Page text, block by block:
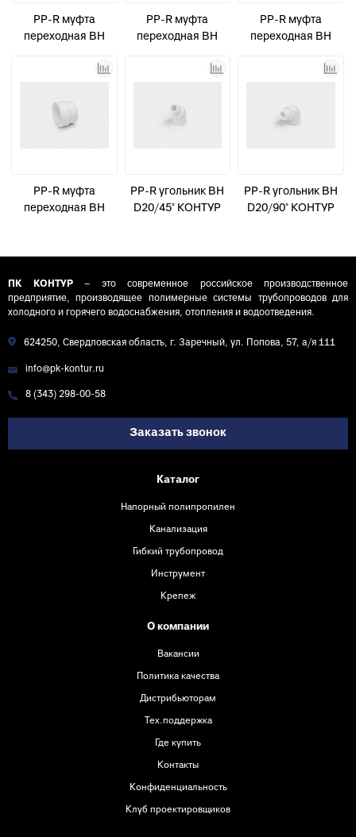
PP-R муфта
переходная ВН
PP-R муфта
переходная ВН
PP-R муфта
переходная ВН
PP-R муфта
переходная ВН
PP-R угольник ВН
D20/45° КОНТУР
PP-R угольник ВН
D20/90° КОНТУР
ПК КОНТУР– это современное российское производственное
предприятие, производящее полимерные системы трубопроводов для
холодного и горячего водоснабжения, отопления и водоотведения.
624250, Свердловская область, г. Заречный, ул. Попова, 57, а/я 111
info@pk-kontur.ru
8 (343) 298-00-58
Заказать звонок
Каталог
Напорный полипропилен
Канализация
Гибкий трубопровод
Инструмент
Крепеж
О компании
Вакансии
Политика качества
Дистрибьюторам
Тех.поддержка
Где купить
Контакты
Конфиденциальность
Клуб проектировщиков